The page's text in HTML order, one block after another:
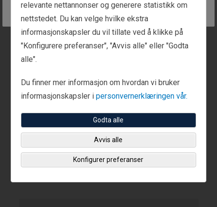
Kundefokus
Er du kunde? Gi beskjed her, så sender vi deg raskt
til kundekontakter.
Ja, jeg er kunde.
Ring vårt kontaktnummer:800 19 639
relevante nettannonser og generere statistikk om
nettstedet. Du kan velge hvilke ekstra
informasjonskapsler du vil tillate ved å klikke på
"Konfigurere preferanser", "Avvis alle" eller "Godta
alle".
Du finner mer informasjon om hvordan vi bruker
informasjonskapsler i personvernerklæringen vår.
Godta alle
Avvis alle
Konfigurer preferanser